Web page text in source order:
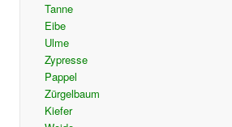
Tanne
Eibe
Ulme
Zypresse
Pappel
Zürgelbaum
Kiefer